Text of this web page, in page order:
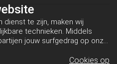
dienst te zijn, maken wij
technieken. Middels
jouw surfgedrag op onze
om informatie te delen via
Cookies op